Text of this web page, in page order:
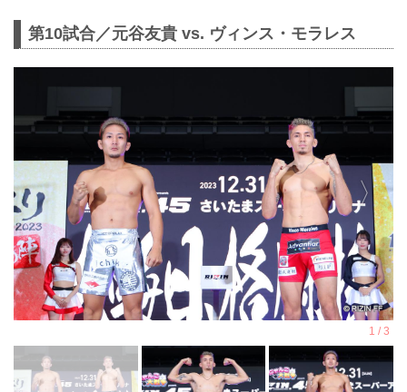
第10試合／元谷友貴 vs. ヴィンス・モラレス